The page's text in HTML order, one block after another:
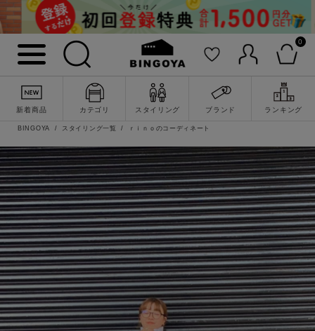
0
新着商品 カテゴリ スタイリング ブランド ランキング
詳細検索
BINGOYA スタイリング一覧 ｒｉｎｏのコーディネート